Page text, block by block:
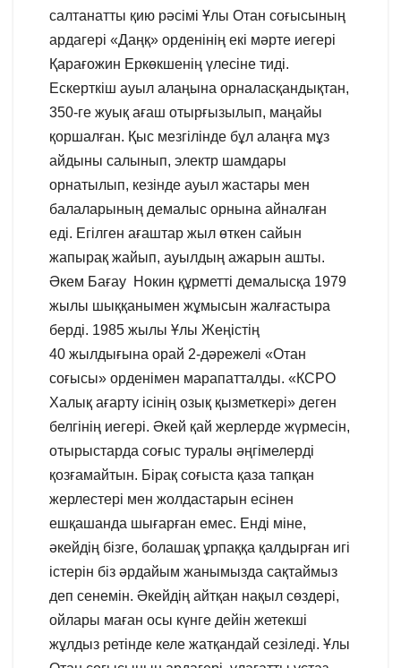
салтанатты қию рәсімі Ұлы Отан соғысының
ардагері «Даңқ» орденінің екі мәрте иегері
Қарағожин Еркөкшенің үлесіне тиді.
Ескерткіш ауыл алаңына орналасқандықтан,
350-ге жуық ағаш отырғызылып, маңайы
қоршалған. Қыс мезгілінде бұл алаңға мұз
айдыны салынып, электр шамдары
орнатылып, кезінде ауыл жастары мен
балаларының демалыс орнына айналған
еді. Егілген ағаштар жыл өткен сайын
жапырақ жайып, ауылдың ажарын ашты.
Әкем Бағау Нокин құрметті демалысқа 1979
жылы шыққанымен жұмысын жалғастыра
берді. 1985 жылы Ұлы Жеңістің
40 жылдығына орай 2-дәрежелі «Отан
соғысы» орденімен марапатталды. «КСРО
Халық ағарту ісінің озық қызметкері» деген
белгінің иегері. Әкей қай жерлерде жүрмесін,
отырыстарда соғыс туралы әңгімелерді
қозғамайтын. Бірақ соғыста қаза тапқан
жерлестері мен жолдастарын есінен
ешқашанда шығарған емес. Енді міне,
әкейдің бізге, болашақ ұрпаққа қалдырған игі
істерін біз әрдайым жанымызда сақтаймыз
деп сенемін. Әкейдің айтқан нақыл сөздері,
ойлары маған осы күнге дейін жетекші
жұлдыз ретінде келе жатқандай сезіледі. Ұлы